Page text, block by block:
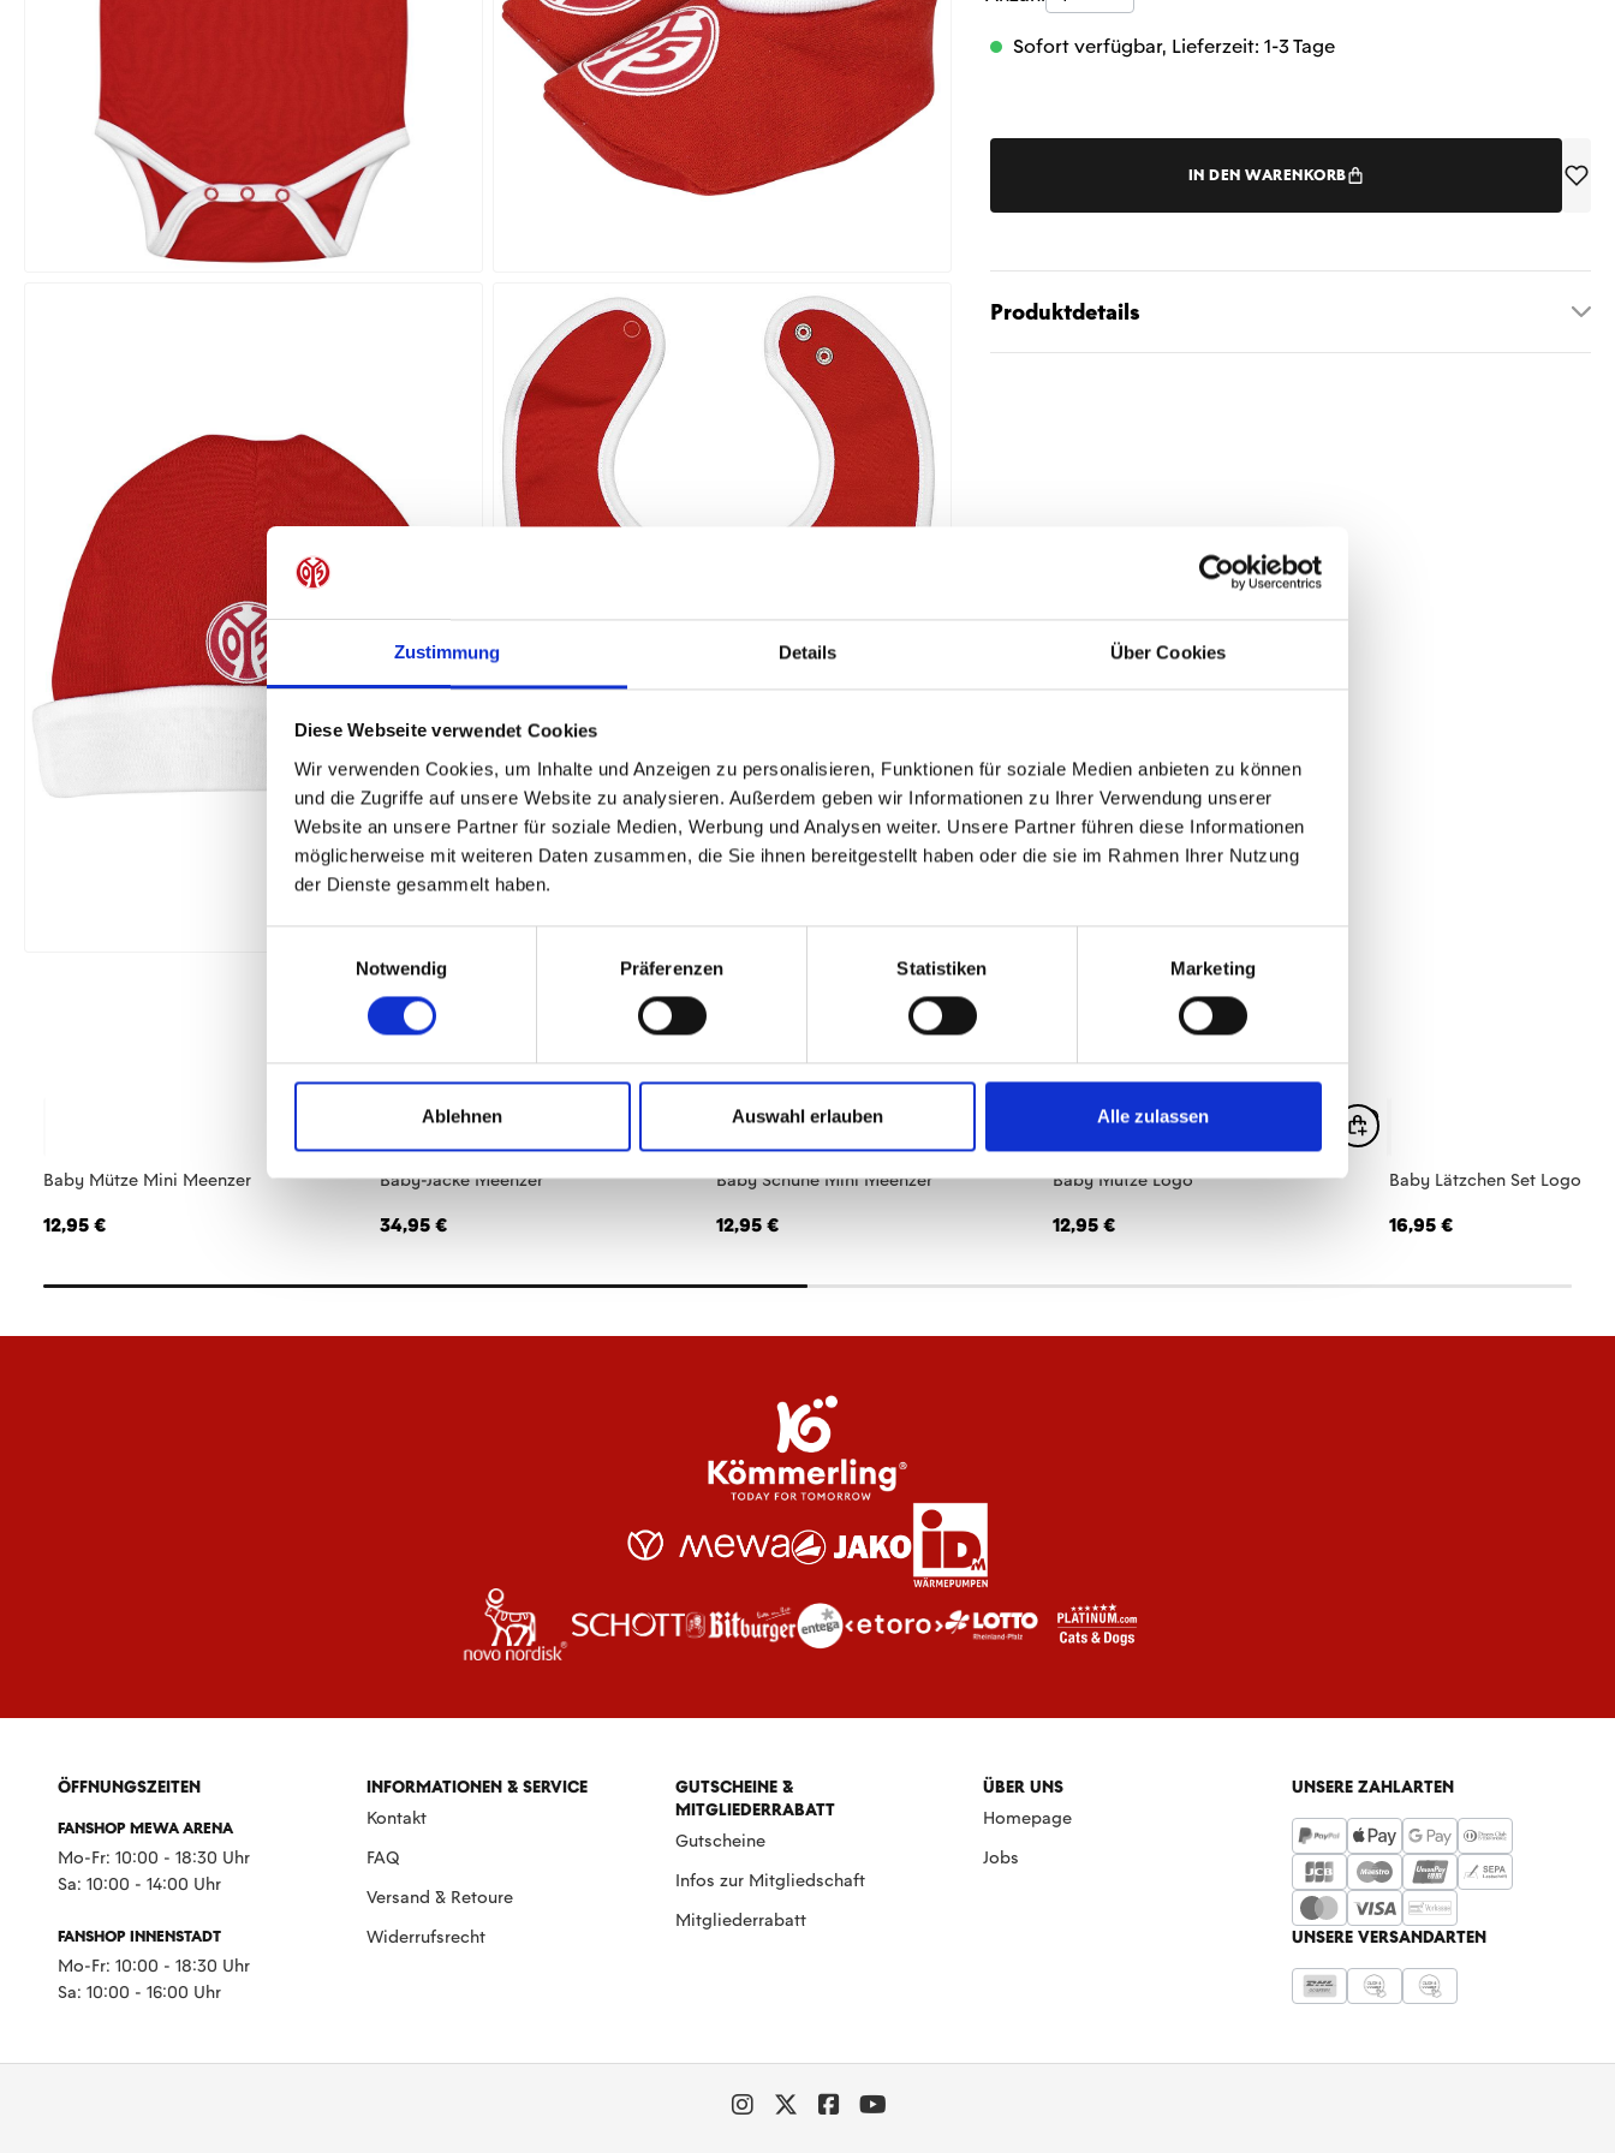
Zustimmung Details Über Cookies
Diese Webseite verwendet Cookies
Wir verwenden Cookies, um Inhalte und Anzeigen zu personalisieren, Funktionen für soziale Medien anbieten zu können
und die Zugriffe auf unsere Website zu analysieren. Außerdem geben wir Informationen zu Ihrer Verwendung unserer
Website an unsere Partner für soziale Medien, Werbung und Analysen weiter. Unsere Partner führen diese Informationen
möglicherweise mit weiteren Daten zusammen, die Sie ihnen bereitgestellt haben oder die sie im Rahmen Ihrer Nutzung
der Dienste gesammelt haben.
Notwendig
Präferenzen Statistiken Marketing
Ablehnen Auswahl erlauben Alle zulassen
Sofort verfügbar, Lieferzeit: 1-3 Tage
IN DEN WARENKORB
Produktdetails
ÄHNLICHE PRODUKTE
Baby Mütze Mini Meenzer
12,95 €
Baby-Jacke Meenzer
34,95 €
Baby Schuhe Mini Meenzer
12,95 €
Baby Mütze Logo
12,95 €
Baby Lätzchen Set Logo
16,95 €
ÖFFNUNGSZEITEN
FANSHOP MEWA ARENA
Mo-Fr: 10:00 - 18:30 Uhr
Sa: 10:00 - 14:00 Uhr
FANSHOP INNENSTADT
Mo-Fr: 10:00 - 18:30 Uhr
Sa: 10:00 - 16:00 Uhr
INFORMATIONEN & SERVICE
Kontakt
FAQ
Versand & Retoure
Widerrufsrecht
GUTSCHEINE &
MITGLIEDERRABATT
Gutscheine
Infos zur Mitgliedschaft
Mitgliederrabatt
ÜBER UNS
Homepage
Jobs
UNSERE ZAHLARTEN
UNSERE VERSANDARTEN